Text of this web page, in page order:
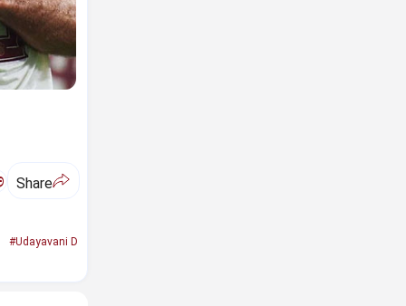
Share
#Udayavani D